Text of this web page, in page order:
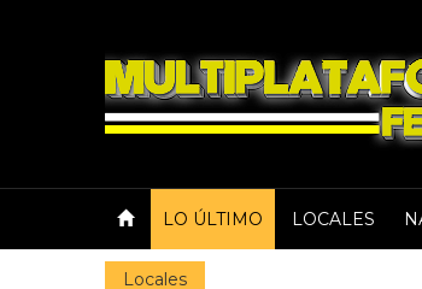
LO ÚLTIMO LOCALES
Locales